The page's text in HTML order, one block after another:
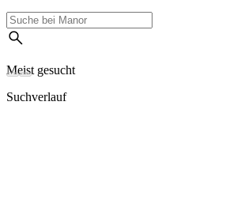
Meist gesucht
Suchverlauf